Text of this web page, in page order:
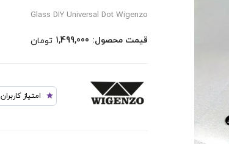
Glass DIY Universal Dot Wigenzo
تومان 1,499,000 :قیمت محصول
امتیاز کاربران